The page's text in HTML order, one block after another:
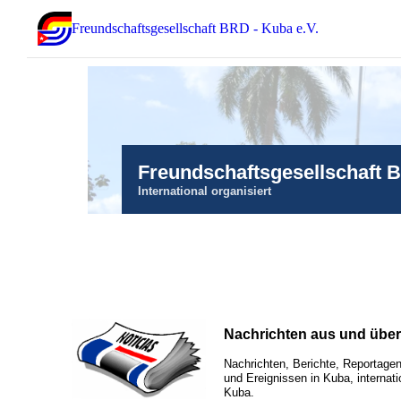
Freundschaftsgesellschaft BRD - Kuba e.V.
Freundschaftsgesellschaft
International organisiert
Nachrichten aus und
Nachrichten, Berichte,
und Ereignissen in Kuba,
Kuba.